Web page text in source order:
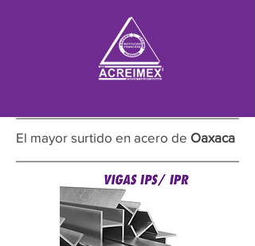
El mayor surtido en acero de Oaxaca